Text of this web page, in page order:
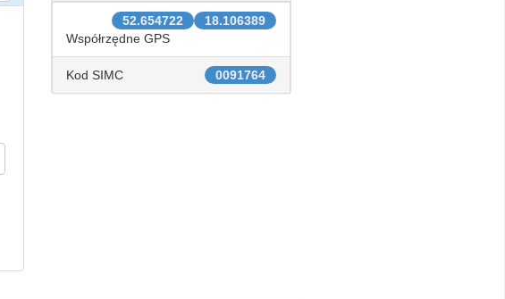
18.106389
52.654722
Współrzędne GPS
0091764
Kod SIMC